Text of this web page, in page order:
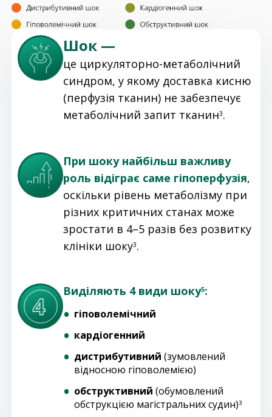
Шок —
це циркуляторно-метаболічний
синдром, у якому доставка кисню
(перфузія тканин) не забезпечує
метаболічний запит тканин3.
При шоку найбільш важливу
роль відіграє саме гіпоперфузія,
оскільки рівень метаболізму при
різних критичних станах може
зростати в 4–5 разів без розвитку
клініки шоку3.
Виділяють 4 види шоку5:
гіповолемічний
кардіогенний
дистрибутивний (зумовлений
відносною гіповолемією)
обструктивний (обумовлений
обструкцією магістральних судин)3